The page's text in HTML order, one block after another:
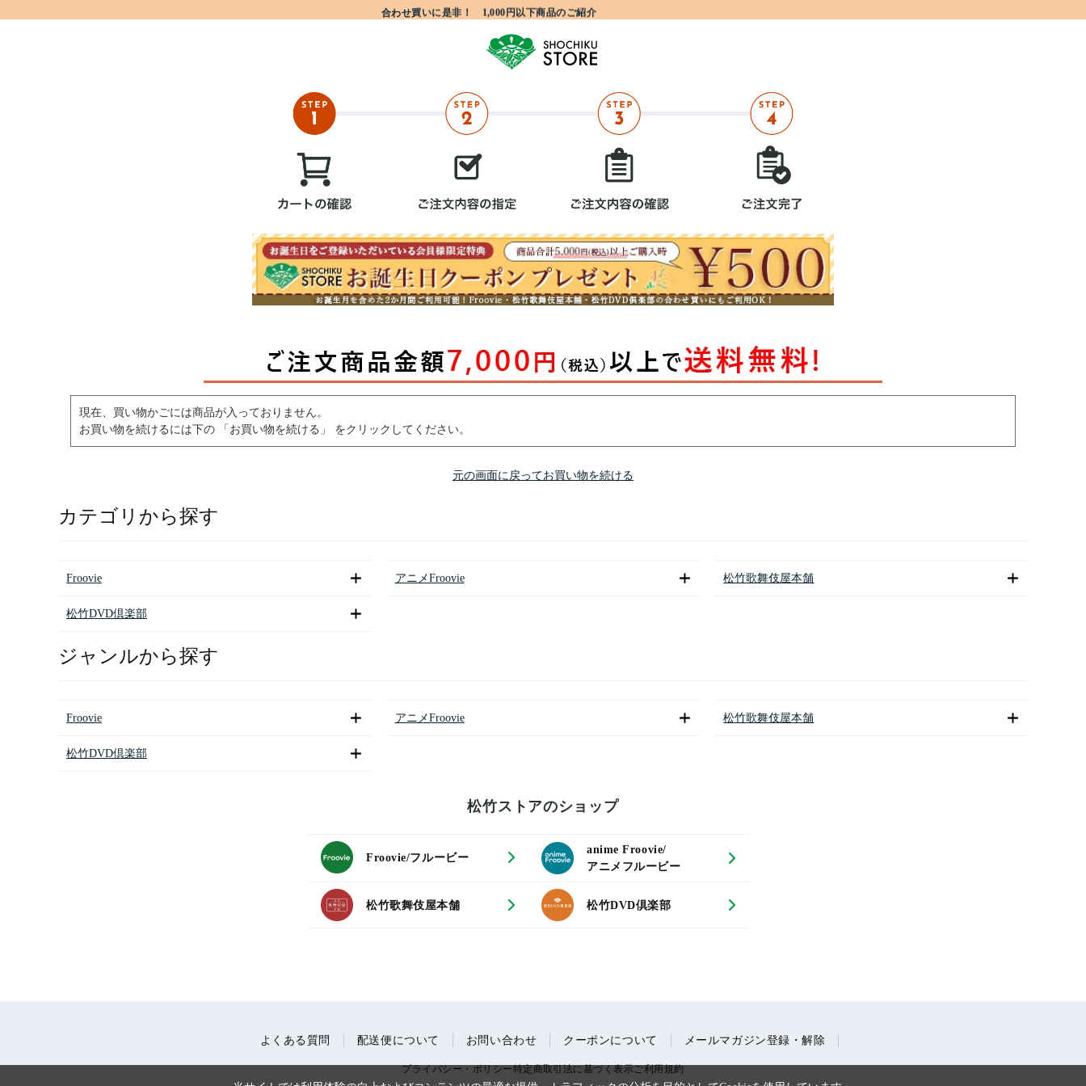
合わせ買いに是非！ 1,000円以下商品のご紹介
現在、買い物かごには商品が入っておりません。
お買い物を続けるには下の 「お買い物を続ける」 をクリックしてください。
元の画面に戻ってお買い物を続ける
カテゴリから探す
Froovie アニメFroovie 松竹歌舞伎屋本舗
松竹DVD倶楽部
ジャンルから探す
Froovie アニメFroovie 松竹歌舞伎屋本舗
松竹DVD倶楽部
松竹ストアのショップ
Froovie/フルービー
anime Froovie/
アニメフルービー
松竹歌舞伎屋本舗 松竹DVD倶楽部
よくある質問 配送便について お問い合わせ クーポンについて メールマガジン登録・解除
プライバシー・ポリシー特定商取引法に基づく表示ご利用規約